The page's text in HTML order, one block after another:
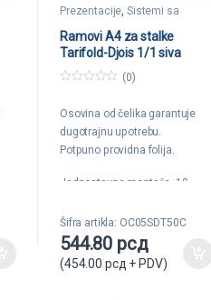
Prezentacije,Sistemi sa
Ramovi A4 za stalke
Tarifold-Djois 1/1 siva
u
o
f
5
(0)
Osovina od čelika garantuje
dugotrajnu upotrebu.
Potpuno providna folija.
Jednostavna montaža. 10
Šifra artikla: OC05SDT50C
544.80 рсд
(454.00 рсд + PDV)